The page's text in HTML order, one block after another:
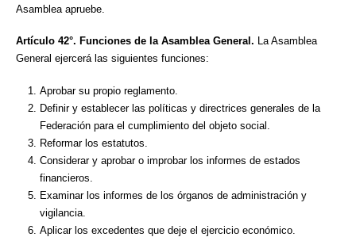
Asamblea apruebe.
Artículo 42°. Funciones de la Asamblea General. La Asamblea
General ejercerá las siguientes funciones:
Aprobar su propio reglamento.
Definir y establecer las políticas y directrices generales de la
Federación para el cumplimiento del objeto social.
Reformar los estatutos.
Considerar y aprobar o improbar los informes de estados
financieros.
Examinar los informes de los órganos de administración y
vigilancia.
Aplicar los excedentes que deje el ejercicio económico.